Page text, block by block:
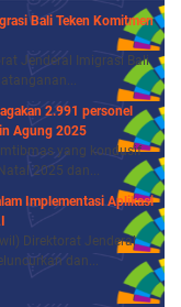
Bali Teken Komitmen
Jenderal Imigrasi Bali
2.991 personel
Agung 2025
yang kondusif
2025 dan...
Implementasi Aplikasi
Direktorat Jenderal
dan...